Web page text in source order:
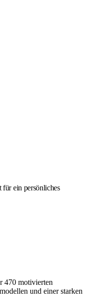
ein persönliches
470 motivierten
und einer starken